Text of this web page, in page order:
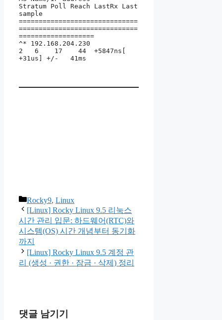
Stratum Poll Reach LastRx Last
sample
==============================
==============================
===================
^* 192.168.204.230
2   6    17    44  +5847ns[
+31us] +/-   41ms
카
테
고
리
Rocky9, Linux
[Linux] Rocky Linux 9.5 리눅스
시간 관리 입문: 하드웨어(RTC)와
시스템(OS) 시간 개념부터 동기화
까지
[Linux] Rocky Linux 9.5 계정 관
리 (생성 · 권한 · 잠금 · 삭제) 정리
댓글 남기기